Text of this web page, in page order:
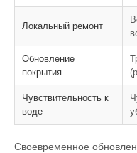
Локальный ремонт
Обновление
покрытия
Чувствительность к
воде
Своевременное